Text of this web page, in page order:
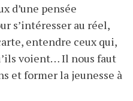
d’une pensée
s’intéresser au réel,
entendre ceux qui,
voient… Il nous faut
et former la jeunesse à